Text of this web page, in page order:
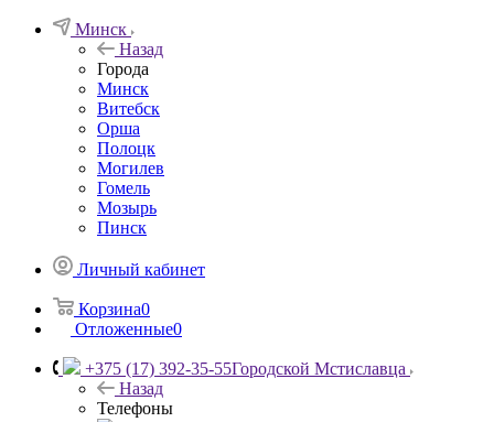
Минск
Назад
Города
Минск
Витебск
Орша
Полоцк
Могилев
Гомель
Мозырь
Пинск
Личный кабинет
Корзина0
Отложенные0
+375 (17) 392-35-55Городской Мстиславца
Назад
Телефоны